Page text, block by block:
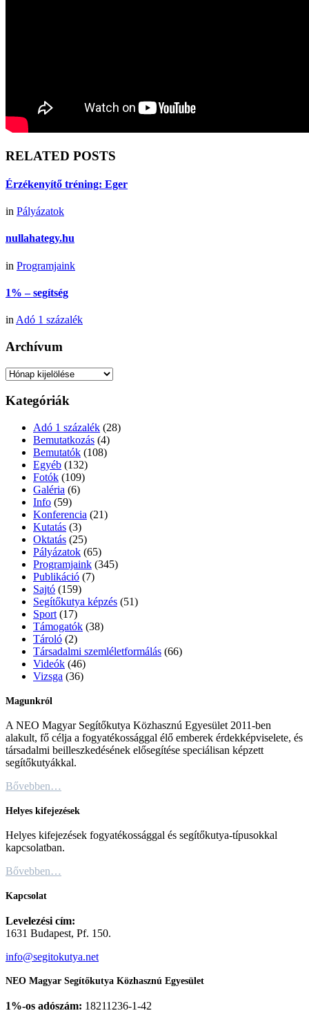
RELATED POSTS
Érzékenyítő tréning: Eger
in Pályázatok
nullahategy.hu
in Programjaink
1% – segítség
in Adó 1 százalék
Archívum
Archívum
Kategóriák
Adó 1 százalék (28)
Bemutatkozás (4)
Bemutatók (108)
Egyéb (132)
Fotók (109)
Galéria (6)
Info (59)
Konferencia (21)
Kutatás (3)
Oktatás (25)
Pályázatok (65)
Programjaink (345)
Publikáció (7)
Sajtó (159)
Segítőkutya képzés (51)
Sport (17)
Támogatók (38)
Tároló (2)
Társadalmi szemléletformálás (66)
Videók (46)
Vizsga (36)
Magunkról
A NEO Magyar Segítőkutya Közhasznú Egyesület 2011-ben
alakult, fő célja a fogyatékossággal élő emberek érdekképviselete, és
társadalmi beilleszkedésének elősegítése speciálisan képzett
segítőkutyákkal.
Bővebben…
Helyes kifejezések
Helyes kifejezések fogyatékossággal és segítőkutya-típusokkal
kapcsolatban.
Bővebben…
Kapcsolat
Levelezési cím:
1631 Budapest, Pf. 150.
info@segitokutya.net
NEO Magyar Segítőkutya Közhasznú Egyesület
1%-os adószám: 18211236-1-42